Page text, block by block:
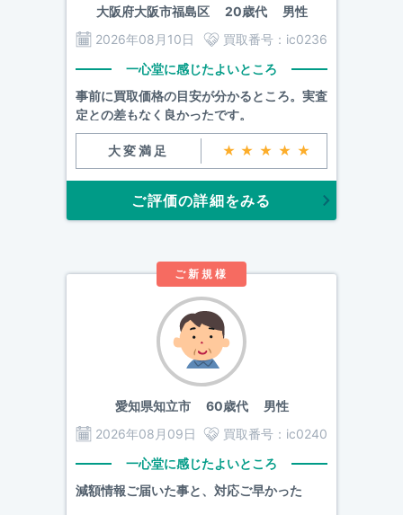
大阪府大阪市福島区20歳代 男性
2026年08月10日
買取番号： ic0236
一心堂に感じたよいところ
事前に買取価格の目安が分かるところ。実査
定との差もなく良かったです。
大変満足 ★★★★★
ご評価の詳細をみる
ご新規様
愛知県知立市60歳代 男性
2026年08月09日
買取番号： ic0240
一心堂に感じたよいところ
減額情報ご届いた事と、対応ご早かった